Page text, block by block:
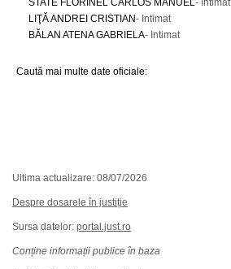
STATE FLORINEL CARLOS MANUEL- Intimat
LIŢĂ ANDREI CRISTIAN- Intimat
BĂLAN ATENA GABRIELA- Intimat
Caută mai multe date oficiale:
Ultima actualizare: 08/07/2026
Despre dosarele în justiție
Sursa datelor: portal.just.ro
Conține informații publice în baza